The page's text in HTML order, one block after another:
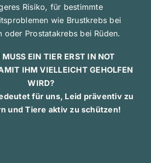
Risiko, für bestimmte
wie Brustkrebs bei
oder Prostatakrebs bei Rüden.
EIN TIER ERST IN NOT
IHM VIELLEICHT GEHOLFEN
WIRD?
für uns, Leid präventiv zu
und Tiere aktiv zu schützen!